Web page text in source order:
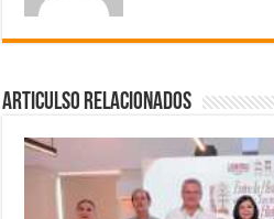
Articulso Relacionados